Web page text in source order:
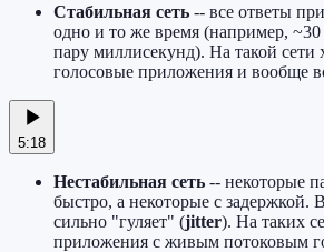
Стабильная сеть -- все ответы
одно и то же время (например,
пару миллисекунд). На такой сети
голосовые приложения и вообще
5:18
Нестабильная сеть -- некоторые
быстро, а некоторые с задержкой.
сильно "гуляет" (jitter). На таких
приложения с живым потоковым